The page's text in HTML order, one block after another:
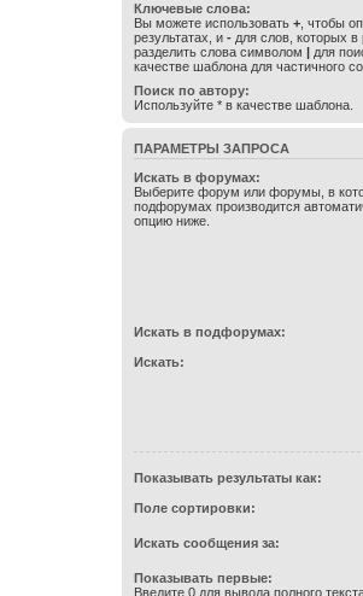
Ключевые слова:
Вы можете использовать +, чтобы
результатах, и -для слов, которых в
разделить слова символом
для
качестве шаблона для частичного
Поиск по автору:
Используйте * в качестве шаблона.
ПАРАМЕТРЫ ЗАПРОСА
Искать в форумах:
Выберите форум или форумы, в
подфорумах производится
опцию ниже.
Искать в подфорумах:
Искать:
Показывать результаты как:
Поле сортировки:
Искать сообщения за:
Показывать первые:
Введите 0 для вывода полного